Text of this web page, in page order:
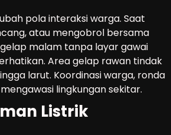
pola interaksi warga. Saat
atau mengobrol bersama
malam tanpa layar gawai
Area gelap rawan tindak
larut. Koordinasi warga, ronda
lingkungan sekitar.
Listrik